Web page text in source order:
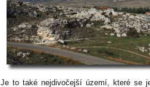
Je to také nejdivočejší území, které se